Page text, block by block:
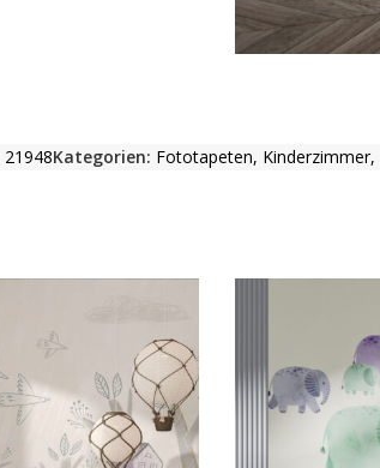
21948Kategorien: Fototapeten, Kinderzimmer,